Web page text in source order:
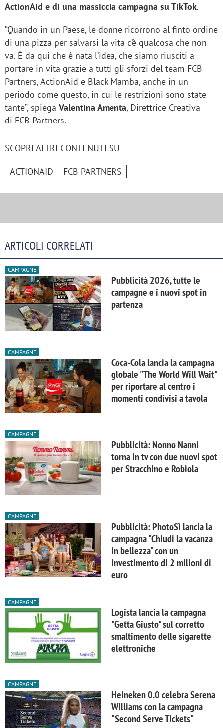
ActionAid e di una massiccia campagna su TikTok.
“Quando in un Paese, le donne ricorrono al finto ordine
di una pizza per salvarsi la vita c’è qualcosa che non
va. È da qui che è nata l’idea, che siamo riusciti a
portare in vita grazie a tutti gli sforzi del team FCB
Partners, ActionAid e Black Mamba, anche in un
periodo come questo, in cui le restrizioni sono state
tante”, spiega Valentina Amenta, Direttrice Creativa
di FCB Partners.
SCOPRI ALTRI CONTENUTI SU
ACTIONAID FCB PARTNERS
ARTICOLI CORRELATI
CAMPAGNE
Pubblicità 2026, tutte le
campagne e i nuovi spot in
partenza
CAMPAGNE
Coca-Cola lancia la campagna
globale "The World Will Wait"
per riportare al centro i
momenti condivisi a tavola
CAMPAGNE
Pubblicità: Nonno Nanni
torna in tv con due nuovi spot
per Stracchino e Robiola
CAMPAGNE
Pubblicità: PhotoSì lancia la
campagna "Chiudi la vacanza
in bellezza" con un
investimento di 2 milioni di
euro
CAMPAGNE
Logista lancia la campagna
"Getta Giusto" sul corretto
smaltimento delle sigarette
elettroniche
CAMPAGNE
Heineken 0.0 celebra Serena
Williams con la campagna
"Second Serve Tickets"